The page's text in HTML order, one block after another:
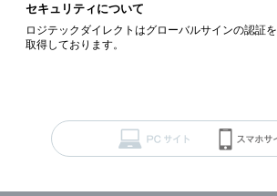
セキュリティについて
ロジテックダイレクトはグローバルサインの認証を
取得しております。